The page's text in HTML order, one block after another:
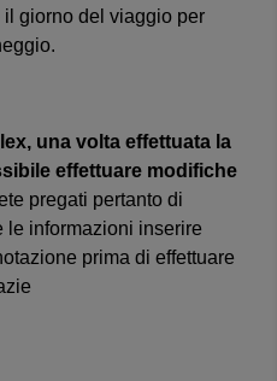
giorno del viaggio per
una volta effettuata la
effettuare modifiche
pregati pertanto di
le informazioni inserire
prima di effettuare